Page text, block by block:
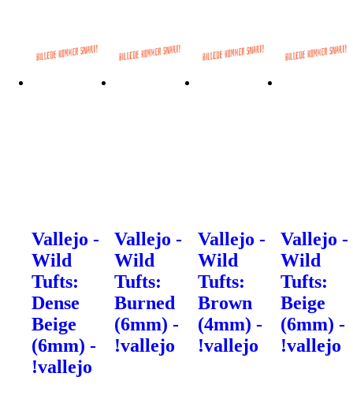
Vallejo -
Wild
Tufts:
Dense
Beige
(6mm) -
!vallejo
Vallejo -
Wild
Tufts:
Burned
(6mm) -
!vallejo
Vallejo -
Wild
Tufts:
Brown
(4mm) -
!vallejo
Vallejo -
Wild
Tufts:
Beige
(6mm) -
!vallejo